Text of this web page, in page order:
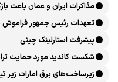
مذاکرات ایران و عمان باعث
تعهدات رئیس جمهور فراموش
پیشرفت ‏استارلینک چینی
شکست کاندید مورد حمایت
زیرساخت‌های برق امارات زیر